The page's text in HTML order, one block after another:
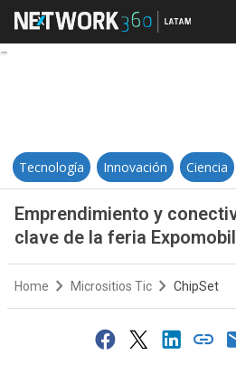
Tecnología Innovación Ciencia
Emprendimiento y
clave de la feria
Home Micrositios Tic ChipSet